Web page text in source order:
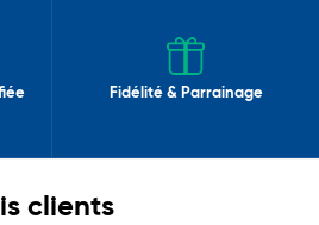
Fidélité & Parrainage
clients